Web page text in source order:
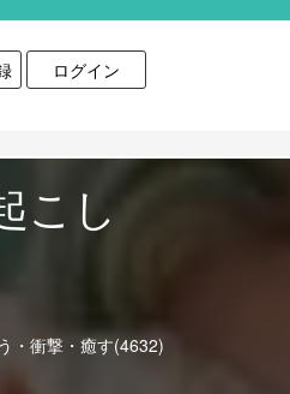
ログイン
こし
・衝撃・癒す(4632)